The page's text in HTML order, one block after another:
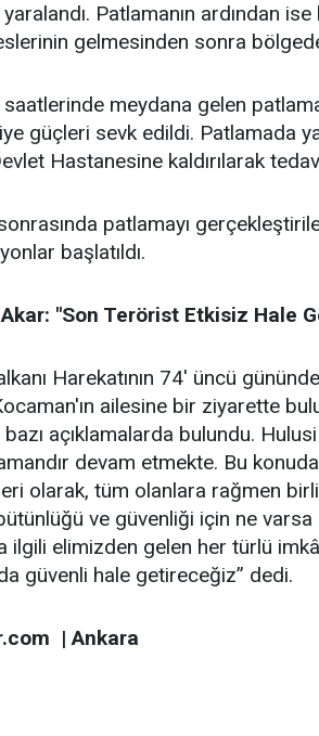
Patlamanın ardından
gelmesinden sonra
meydana gelen
güçleri sevk edildi. Patlamada
Hastanesine kaldırılarak tedavi
sonrasında patlamayı
başlatıldı.
"Son Terörist Etkisiz Hale
Harekatının 74' üncü
ailesine bir ziyarette
açıklamalarda bulundu.
devam etmekte. Bu
olarak, tüm olanlara rağmen
ve güvenliği için ne
ilgili elimizden gelen her türlü
güvenli hale getireceğiz” dedi.
| Ankara